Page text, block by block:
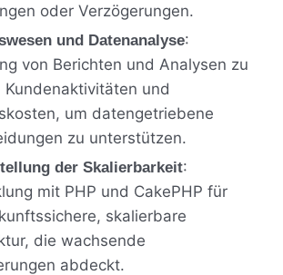
oder Verzögerungen.
und Datenanalyse:
von Berichten und Analysen zu
Kundenaktivitäten und
um datengetriebene
zu unterstützen.
der Skalierbarkeit:
mit PHP und CakePHP für
skalierbare
die wachsende
abdeckt.